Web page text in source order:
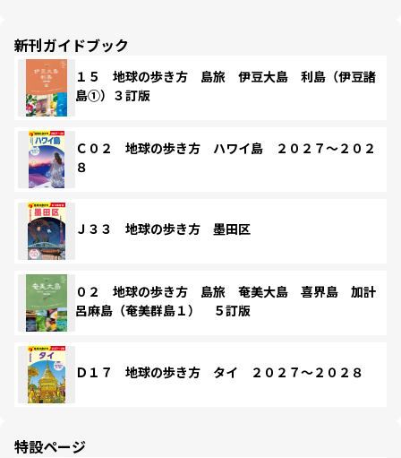
新刊ガイドブック
１５ 地球の歩き方 島旅 伊豆大島 利島（伊豆諸
島①）３訂版
Ｃ０２ 地球の歩き方 ハワイ島 ２０２７～２０２
８
Ｊ３３ 地球の歩き方 墨田区
０２ 地球の歩き方 島旅 奄美大島 喜界島 加計
呂麻島（奄美群島１） ５訂版
Ｄ１７ 地球の歩き方 タイ ２０２７～２０２８
特設ページ